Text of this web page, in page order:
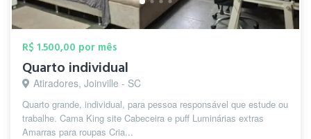
R$ 1.500,00 por mês
Quarto individual
Atiradores, Joinville - SC
Quarto grande, individual, para pessoa responsável que estude ou
trabalhe. Cama King site Cabeceira e puff Luminárias extras
Amarras para roupas Cria...